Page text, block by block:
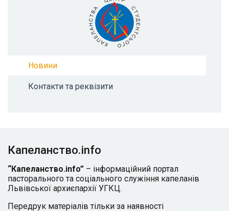
Новини
Контакти та реквізити
Капеланство.info
“Капеланство.info” – інформаційний портал
пасторального та соціального служіння капеланів
Львівської архиєпархії УГКЦ.
Передрук матеріалів тільки за наявності